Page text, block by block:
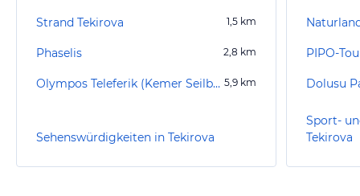
Strand Tekirova 1,5 km
Phaselis 2,8 km
Olympos Teleferik (Kemer Seilbahn Sea to Sky) 5,9 km
Sehenswürdigkeiten in Tekirova
PIPO-
Dolusu
Sport-
Tekirova